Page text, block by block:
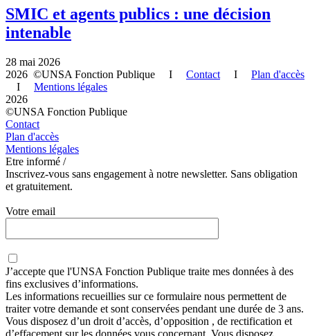
SMIC et agents publics : une décision
intenable
28 mai 2026
2026 ©UNSA Fonction Publique I Contact I Plan d'accès
I Mentions légales
2026
©UNSA Fonction Publique
Contact
Plan d'accès
Mentions légales
Etre informé /
Inscrivez-vous sans engagement à notre newsletter. Sans obligation
et gratuitement.
Votre email
J’accepte que l'UNSA Fonction Publique traite mes données à des
fins exclusives d’informations.
Les informations recueillies sur ce formulaire nous permettent de
traiter votre demande et sont conservées pendant une durée de 3 ans.
Vous disposez d’un droit d’accès, d’opposition , de rectification et
d’effacement sur les données vous concernant. Vous disposez